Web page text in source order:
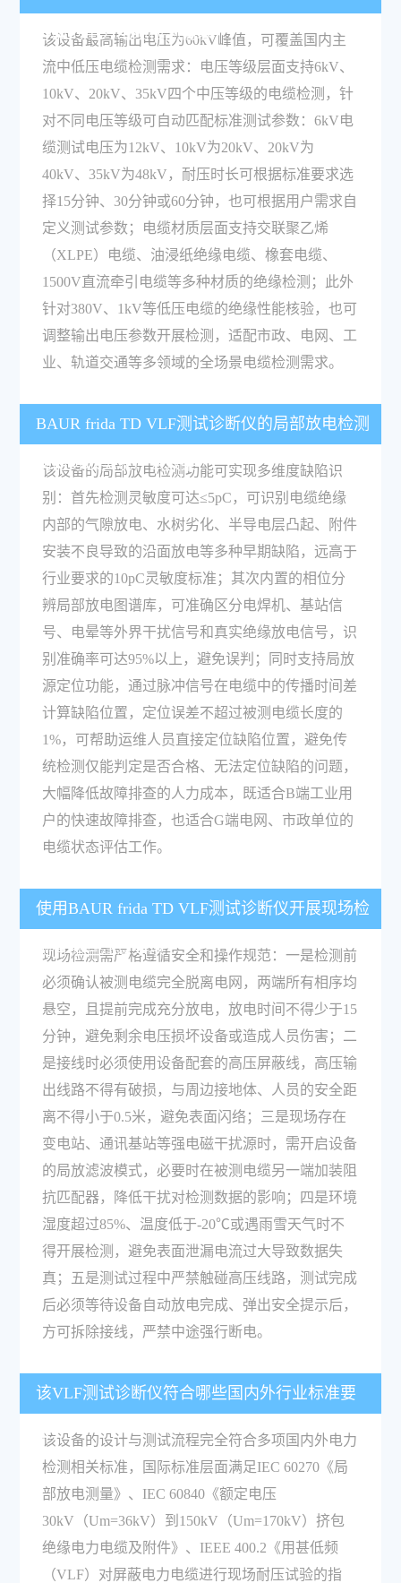
等级的电力电缆检测需求？
该设备最高输出电压为60kV峰值，可覆盖国内主
流中低压电缆检测需求：电压等级层面支持6kV、
10kV、20kV、35kV四个中压等级的电缆检测，针
对不同电压等级可自动匹配标准测试参数：6kV电
缆测试电压为12kV、10kV为20kV、20kV为
40kV、35kV为48kV，耐压时长可根据标准要求选
择15分钟、30分钟或60分钟，也可根据用户需求自
定义测试参数；电缆材质层面支持交联聚乙烯
（XLPE）电缆、油浸纸绝缘电缆、橡套电缆、
1500V直流牵引电缆等多种材质的绝缘检测；此外
针对380V、1kV等低压电缆的绝缘性能核验，也可
调整输出电压参数开展检测，适配市政、电网、工
业、轨道交通等多领域的全场景电缆检测需求。
BAUR frida TD VLF测试诊断仪的局部放电检测
功能可以实现什么效果？
该设备的局部放电检测功能可实现多维度缺陷识
别：首先检测灵敏度可达≤5pC，可识别电缆绝缘
内部的气隙放电、水树劣化、半导电层凸起、附件
安装不良导致的沿面放电等多种早期缺陷，远高于
行业要求的10pC灵敏度标准；其次内置的相位分
辨局部放电图谱库，可准确区分电焊机、基站信
号、电晕等外界干扰信号和真实绝缘放电信号，识
别准确率可达95%以上，避免误判；同时支持局放
源定位功能，通过脉冲信号在电缆中的传播时间差
计算缺陷位置，定位误差不超过被测电缆长度的
1%，可帮助运维人员直接定位缺陷位置，避免传
统检测仅能判定是否合格、无法定位缺陷的问题，
大幅降低故障排查的人力成本，既适合B端工业用
户的快速故障排查，也适合G端电网、市政单位的
电缆状态评估工作。
使用BAUR frida TD VLF测试诊断仪开展现场检
测有哪些注意事项？
现场检测需严格遵循安全和操作规范：一是检测前
必须确认被测电缆完全脱离电网，两端所有相序均
悬空，且提前完成充分放电，放电时间不得少于15
分钟，避免剩余电压损坏设备或造成人员伤害；二
是接线时必须使用设备配套的高压屏蔽线，高压输
出线路不得有破损，与周边接地体、人员的安全距
离不得小于0.5米，避免表面闪络；三是现场存在
变电站、通讯基站等强电磁干扰源时，需开启设备
的局放滤波模式，必要时在被测电缆另一端加装阻
抗匹配器，降低干扰对检测数据的影响；四是环境
湿度超过85%、温度低于-20℃或遇雨雪天气时不
得开展检测，避免表面泄漏电流过大导致数据失
真；五是测试过程中严禁触碰高压线路，测试完成
后必须等待设备自动放电完成、弹出安全提示后，
方可拆除接线，严禁中途强行断电。
该VLF测试诊断仪符合哪些国内外行业标准要
求？
该设备的设计与测试流程完全符合多项国内外电力
检测相关标准，国际标准层面满足IEC 60270《局
部放电测量》、IEC 60840《额定电压
30kV（Um=36kV）到150kV（Um=170kV）挤包
绝缘电力电缆及附件》、IEEE 400.2《用甚低频
（VLF）对屏蔽电力电缆进行现场耐压试验的指